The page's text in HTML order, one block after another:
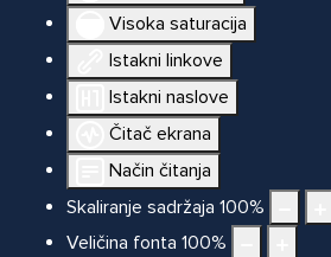
Visoka saturacija
Istakni linkove
Istakni naslove
Čitač ekrana
Način čitanja
Skaliranje sadržaja 100%
Veličina fonta 100%